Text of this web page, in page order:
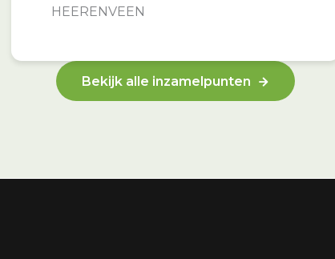
HEERENVEEN
Bekijk alle inzamelpunten